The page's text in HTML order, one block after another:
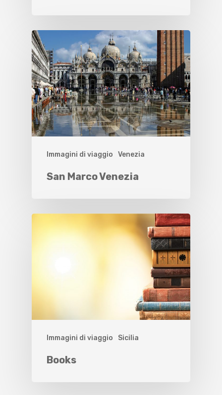
Immagini di viaggio Venezia
San Marco Venezia
Immagini di viaggio Sicilia
Books